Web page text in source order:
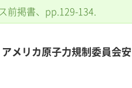
前掲書、pp.129-134.
メリカ原子力規制委員会安